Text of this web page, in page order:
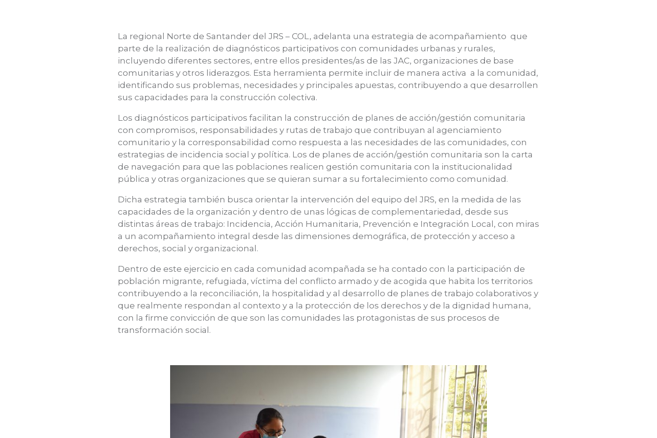
La regional Norte de Santander del JRS – COL, adelanta una estrategia de acompañamiento que
parte de la realización de diagnósticos participativos con comunidades urbanas y rurales,
incluyendo diferentes sectores, entre ellos presidentes/as de las JAC, organizaciones de base
comunitarias y otros liderazgos. Esta herramienta permite incluir de manera activa a la comunidad,
identificando sus problemas, necesidades y principales apuestas, contribuyendo a que desarrollen
sus capacidades para la construcción colectiva.
Los diagnósticos participativos facilitan la construcción de planes de acción/gestión comunitaria
con compromisos, responsabilidades y rutas de trabajo que contribuyan al agenciamiento
comunitario y la corresponsabilidad como respuesta a las necesidades de las comunidades, con
estrategias de incidencia social y política. Los de planes de acción/gestión comunitaria son la carta
de navegación para que las poblaciones realicen gestión comunitaria con la institucionalidad
pública y otras organizaciones que se quieran sumar a su fortalecimiento como comunidad.
Dicha estrategia también busca orientar la intervención del equipo del JRS, en la medida de las
capacidades de la organización y dentro de unas lógicas de complementariedad, desde sus
distintas áreas de trabajo: Incidencia, Acción Humanitaria, Prevención e Integración Local, con miras
a un acompañamiento integral desde las dimensiones demográfica, de protección y acceso a
derechos, social y organizacional.
Dentro de este ejercicio en cada comunidad acompañada se ha contado con la participación de
población migrante, refugiada, víctima del conflicto armado y de acogida que habita los territorios
contribuyendo a la reconciliación, la hospitalidad y al desarrollo de planes de trabajo colaborativos y
que realmente respondan al contexto y a la protección de los derechos y de la dignidad humana,
con la firme convicción de que son las comunidades las protagonistas de sus procesos de
transformación social.